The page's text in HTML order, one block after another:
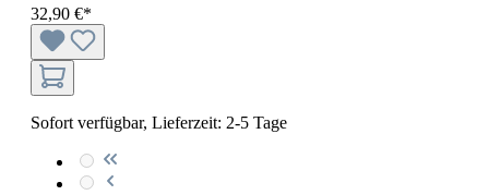
32,90 €*
Sofort verfügbar, Lieferzeit: 2-5 Tage